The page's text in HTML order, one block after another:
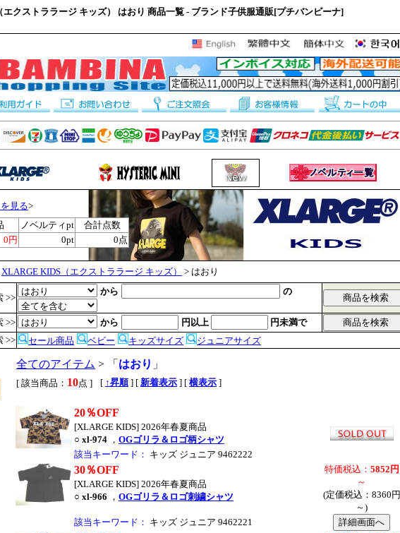
クストララージ キッズ） はおり 商品一覧 - ブランド子供服通販[プチバンビーナ]
見る>
ノベルティpt
合計点数
0円 0pt 0点
XLARGE KIDS（エクストララージ キッズ） > はおり
>>
から の
>> から 円以上
円未満で
>>
セール商品 ベビー キッズサイズ ジュニアサイズ
全てのアイテム > 「 はおり 」
[ 該当商品： 10点 ] [ ↑昇順 ] [ 新着表示 ] [ 横表示 ]
20％OFF
[XLARGE KIDS] 2026年春夏商品
○ xl-974 ， OGゴリラ＆ロゴ柄シャツ
該当キーワード： キッズ ジュニア 9462222
30％OFF
[XLARGE KIDS] 2026年春夏商品
○ xl-966 ， OGゴリラ＆ロゴ刺繍シャツ
特価税込： 5852円
～
(定価税込：8360円
～)
該当キーワード： キッズ ジュニア 9462221